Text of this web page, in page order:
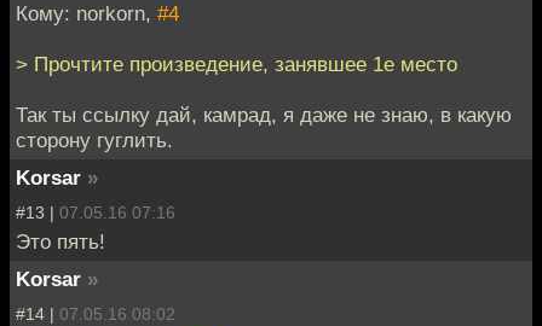
Кому: norkorn, #4
> Прочтите произведение, занявшее 1е место
Так ты ссылку дай, камрад, я даже не знаю, в какую
сторону гуглить.
Korsar »
#13 | 07.05.16 07:16
Это пять!
Korsar »
#14 | 07.05.16 08:02